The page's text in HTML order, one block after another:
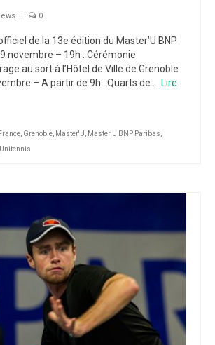
| 0
de la 13e édition du Master’U BNP
novembre – 19h : Cérémonie
au sort à l’Hôtel de Ville de Grenoble
– A partir de 9h : Quarts de …
Lire
France Grenoble Master'U Master'U BNP Paribas
Unitennis